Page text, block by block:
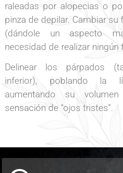
raleadas por alopecias o
pinza de depilar. Cambiar
(dándole un aspecto
necesidad de realizar ningún
Delinear los párpados
inferior), poblando la
aumentando su
sensación de “ojos tristes”.